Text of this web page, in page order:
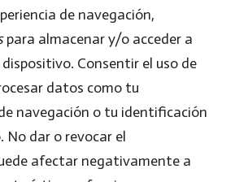
de navegación,
para almacenar y/o acceder a
Consentir el uso de
datos como tu
navegación o tu identificación
No dar o revocar el
afectar negativamente a
Política de Privacidad